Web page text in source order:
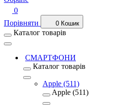
0
Порівняти
0 Кошик
Каталог товарів
СМАРТФОНИ
Каталог товарів
Apple (511)
Apple (511)